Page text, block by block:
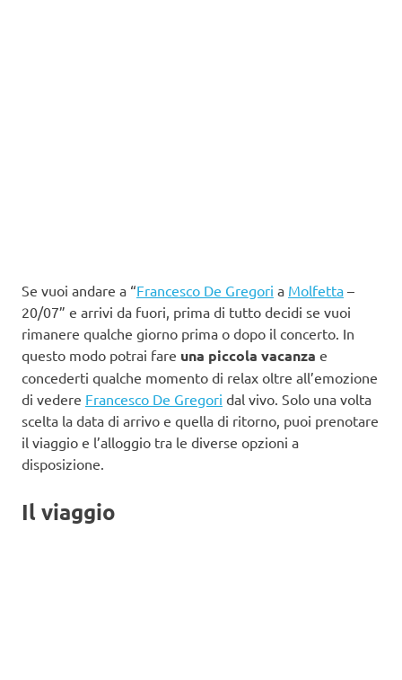
Se vuoi andare a “Francesco De Gregori a Molfetta –
20/07” e arrivi da fuori, prima di tutto decidi se vuoi
rimanere qualche giorno prima o dopo il concerto. In
questo modo potrai fare una piccola vacanza e
concederti qualche momento di relax oltre all’emozione
di vedere Francesco De Gregori dal vivo. Solo una volta
scelta la data di arrivo e quella di ritorno, puoi prenotare
il viaggio e l’alloggio tra le diverse opzioni a
disposizione.
Il viaggio